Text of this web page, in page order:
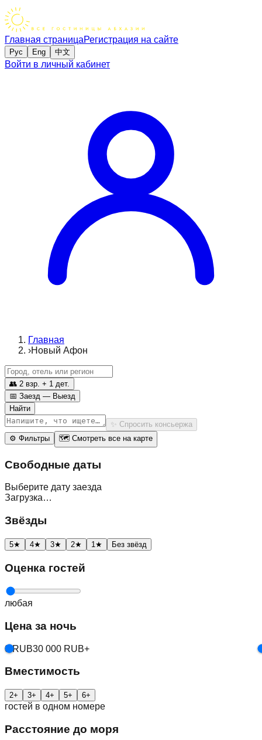
Главная страницаРегистрация на сайте
Рус Eng 中文
Войти в личный кабинет
Главная
›Новый Афон
👥 2 взр. + 1 дет.
📅 Заезд — Выезд
Найти
✨ Спросить консьержа
⚙ Фильтры 🗺 Смотреть все на карте
Свободные даты
Выберите дату заезда
Загрузка…
Звёзды
5★ 4★ 3★ 2★ 1 ★ Без звёзд
Оценка гостей
любая
Цена за ночь
0 RUB30 000 RUB+
Вместимость
2+ 3+ 4+ 5+ 6+
гостей в одном номере
Расстояние до моря